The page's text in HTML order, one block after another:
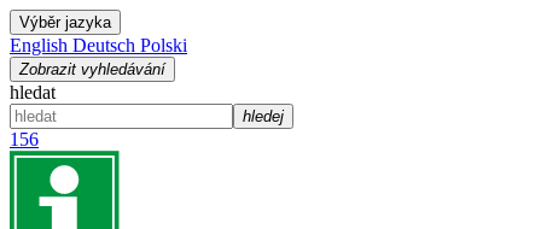
Výběr jazyka
English Deutsch Polski
Zobrazit vyhledávání
hledat
hledej
156